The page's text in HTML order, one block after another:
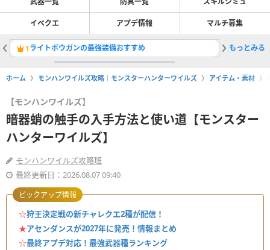
イベクエ アプデ情報 マルチ募集
1ライトボウガンの最強装備おすすめ 2双剣の
もっとみる
ホーム モンハンワイルズ攻略｜モンスターハンターワイルズ アイテム・素材
【モンハンワイルズ】
暗器蛸の触手の入手方法と使い道【モンスター
ハンターワイルズ】
モンハンワイルズ攻略班
最終更新日：2026.08.07 09:40
☆狩王決定戦の新チャレクエ2種が配信！
★アセンダンスが2027年に発売！情報まとめ
☆最終アプデ対応！最強武器種ランキング
ピックアップ情報